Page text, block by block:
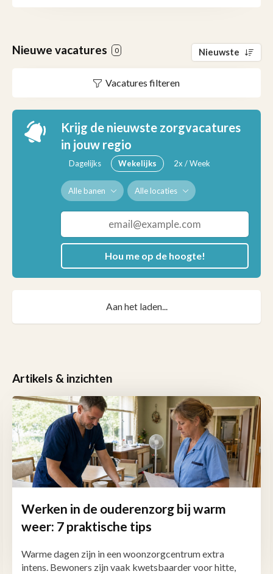
Nieuwe vacatures 0 Nieuwste
Vacatures filteren
Krijg de nieuwste zorgvacatures
in jouw regio
Dagelijks Wekelijks 2x / Week
Alle banen Alle locaties
Hou me op de hoogte!
Aan het laden...
Artikels & inzichten
Werken in de ouderenzorg bij warm
weer: 7 praktische tips
Warme dagen zijn in een woonzorgcentrum extra
intens. Bewoners zijn vaak kwetsbaarder voor hitte,